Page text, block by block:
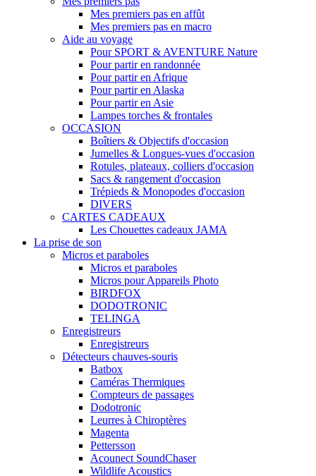
Mes premiers pas en affût
Mes premiers pas en macro
Aide au voyage
Pour SPORT & AVENTURE Nature
Pour partir en randonnée
Pour partir en Afrique
Pour partir en Alaska
Pour partir en Asie
Lampes torches & frontales
OCCASION
Boîtiers & Objectifs d'occasion
Jumelles & Longues-vues d'occasion
Rotules, plateaux, colliers d'occasion
Sacs & rangement d'occasion
Trépieds & Monopodes d'occasion
DIVERS
CARTES CADEAUX
Les Chouettes cadeaux JAMA
La prise de son
Micros et paraboles
Micros et paraboles
Micros pour Appareils Photo
BIRDFOX
DODOTRONIC
TELINGA
Enregistreurs
Enregistreurs
Détecteurs chauves-souris
Batbox
Caméras Thermiques
Compteurs de passages
Dodotronic
Leurres à Chiroptères
Magenta
Pettersson
Acounect SoundChaser
Wildlife Acoustics